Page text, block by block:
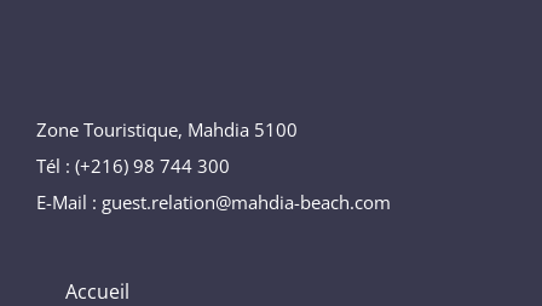
Zone Touristique, Mahdia 5100
Tél : (+216) 98 744 300
E-Mail : guest.relation@mahdia-beach.com
Accueil